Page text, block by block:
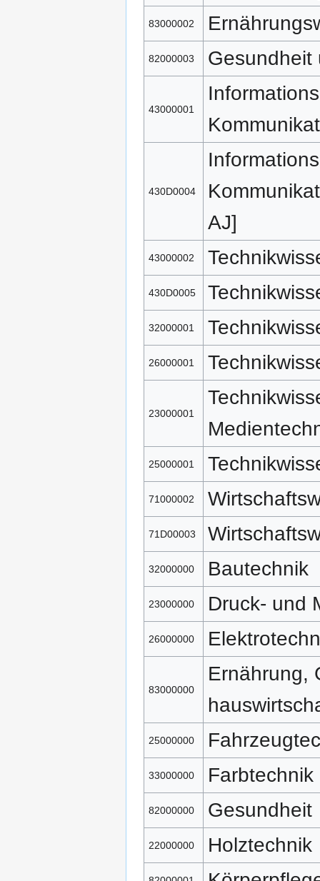
83000002
82000003 Gesundheit
43000001
430D0004
AJ]
43000002
430D0005
32000001
26000001
23000001
25000001
71000002
71D00003
32000000 Bautechnik
23000000 Druck- und
26000000
83000000
Ernährung,
25000000
33000000
82000000 Gesundheit
22000000 Holztechnik